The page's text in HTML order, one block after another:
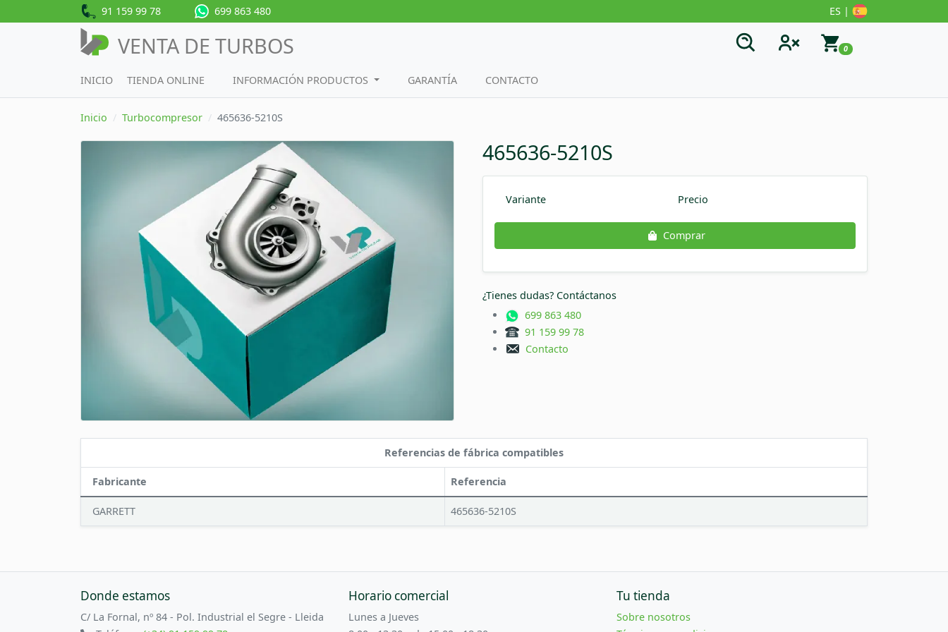
91 159 99 78 699 863 480 ES |
VENTA DE TURBOS 0
INICIO TIENDA ONLINE INFORMACIÓN PRODUCTOS GARANTÍA CONTACTO
Inicio Turbocompresor 465636-5210S
465636-5210S
Variante Precio
Comprar
¿Tienes dudas? Contáctanos
699 863 480
91 159 99 78
Contacto
Referencias de fábrica compatibles
Fabricante Referencia
GARRETT 465636-5210S
Donde estamos
C/ La Fornal, nº 84 - Pol. Industrial el Segre - Lleida
Horario comercial
Lunes a Jueves
Tu tienda
Sobre nosotros